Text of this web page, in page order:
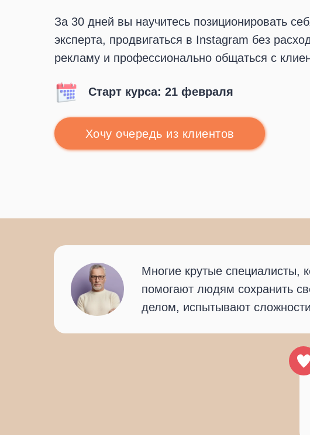
Старт курса: 21 февраля
За 30 дней вы научитесь позиционировать
эксперта, продвигаться в Instagram без
рекламу и профессионально общаться с
Хочу очередь из клиентов
Многие крутые специалисты,
помогают людям сохранить
делом, испытывают